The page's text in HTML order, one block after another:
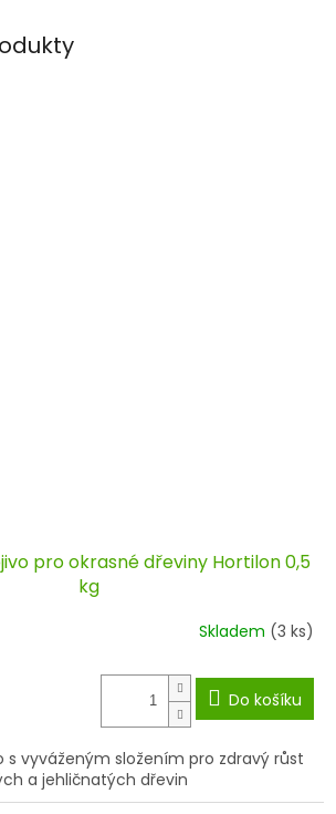
pro okrasné dřeviny Hortilon 0,5
kg
Skladem (3 ks)
Do košíku
s vyváženým složením pro zdravý růst
a jehličnatých dřevin